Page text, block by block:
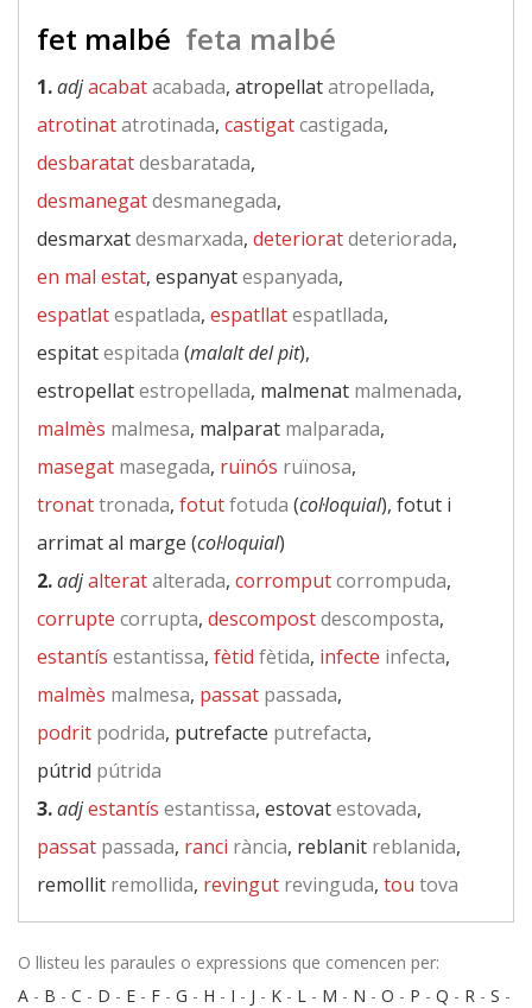
fet malbé feta malbé
1.adjacabatacabada, atropellatatropellada,
atrotinatatrotinada, castigatcastigada,
desbaratatdesbaratada,
desmanegatdesmanegada,
desmarxatdesmarxada, deterioratdeteriorada,
en mal estat, espanyatespanyada,
espatlatespatlada, espatllatespatllada,
espitatespitada (malalt del pit),
estropellatestropellada, malmenat malmenada,
malmès malmesa, malparat malparada,
masegat masegada, ruïnós ruïnosa,
tronattronada, fotutfotuda (col·loquial), fotut i
arrimat al marge (col·loquial)
2.adjalteratalterada, corromputcorrompuda,
corrupte corrupta, descompostdescomposta,
estantís estantissa, fètid fètida, infecte infecta,
malmès malmesa, passat passada,
podrit podrida, putrefacte putrefacta,
pútrid pútrida
3.adjestantís estantissa, estovatestovada,
passat passada, ranci rància, reblanit reblanida,
remollit remollida, revingut revinguda, tou tova
O llisteu les paraules o expressions que comencen per:
A - B - C - D - E - F - G - H - I - J - K - L - M - N - O - P - Q - R - S -